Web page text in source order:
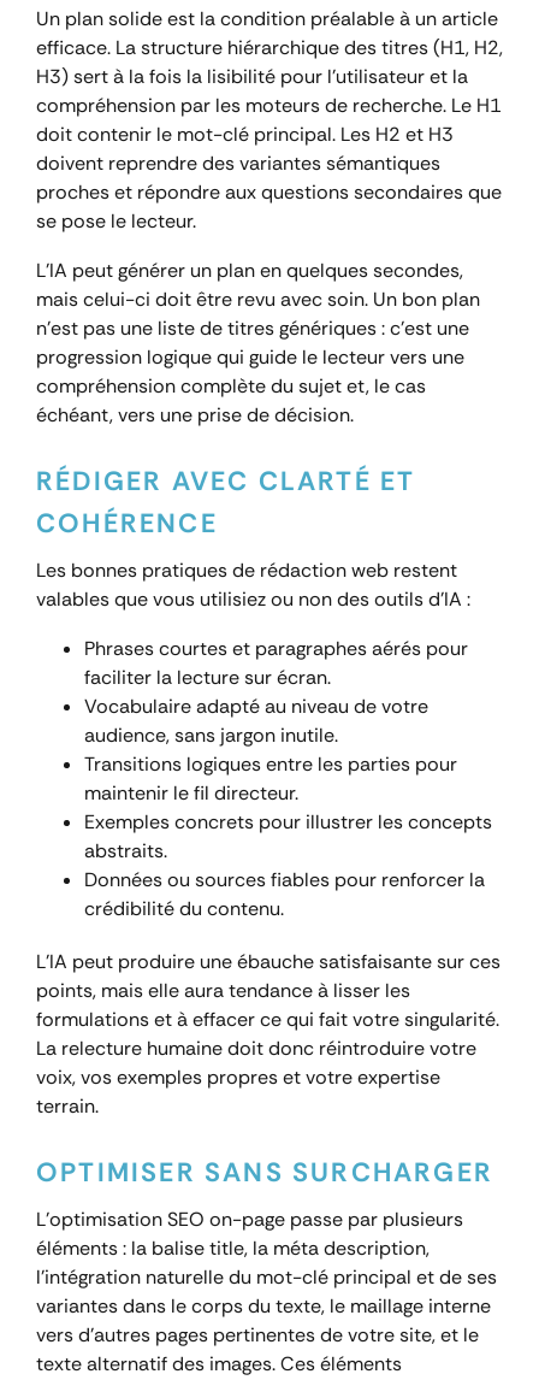
Un plan solide est la condition préalable à un article
efficace. La structure hiérarchique des titres (H1, H2,
H3) sert à la fois la lisibilité pour l’utilisateur et la
compréhension par les moteurs de recherche. Le H1
doit contenir le mot-clé principal. Les H2 et H3
doivent reprendre des variantes sémantiques
proches et répondre aux questions secondaires que
se pose le lecteur.
L’IA peut générer un plan en quelques secondes,
mais celui-ci doit être revu avec soin. Un bon plan
n’est pas une liste de titres génériques : c’est une
progression logique qui guide le lecteur vers une
compréhension complète du sujet et, le cas
échéant, vers une prise de décision.
RÉDIGER AVEC CLARTÉ ET
COHÉRENCE
Les bonnes pratiques de rédaction web restent
valables que vous utilisiez ou non des outils d’IA :
Phrases courtes et paragraphes aérés pour
faciliter la lecture sur écran.
Vocabulaire adapté au niveau de votre
audience, sans jargon inutile.
Transitions logiques entre les parties pour
maintenir le fil directeur.
Exemples concrets pour illustrer les concepts
abstraits.
Données ou sources fiables pour renforcer la
crédibilité du contenu.
L’IA peut produire une ébauche satisfaisante sur ces
points, mais elle aura tendance à lisser les
formulations et à effacer ce qui fait votre singularité.
La relecture humaine doit donc réintroduire votre
voix, vos exemples propres et votre expertise
terrain.
OPTIMISER SANS SURCHARGER
L’optimisation SEO on-page passe par plusieurs
éléments : la balise title, la méta description,
l’intégration naturelle du mot-clé principal et de ses
variantes dans le corps du texte, le maillage interne
vers d’autres pages pertinentes de votre site, et le
texte alternatif des images. Ces éléments